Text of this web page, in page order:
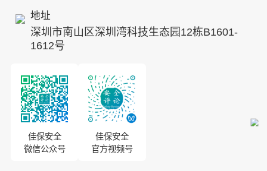
地址
深圳市南山区深圳湾科技生态园12栋B1601-
1612号
佳保安全
微信公众号
佳保安全
官方视频号
ESG
8S安全服务联盟
投资者关系